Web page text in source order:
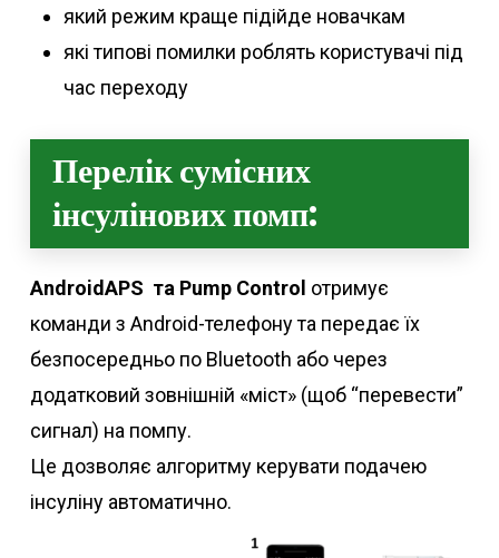
який режим краще підійде новачкам
які типові помилки роблять користувачі під
час переходу
Перелік сумісних
інсулінових помп:
AndroidAPS та Pump Control отримує
команди з Android-телефону та передає їх
безпосередньо по Bluetooth або через
додатковий зовнішній «міст» (щоб “перевести”
сигнал) на помпу.
Це дозволяє алгоритму керувати подачею
інсуліну автоматично.